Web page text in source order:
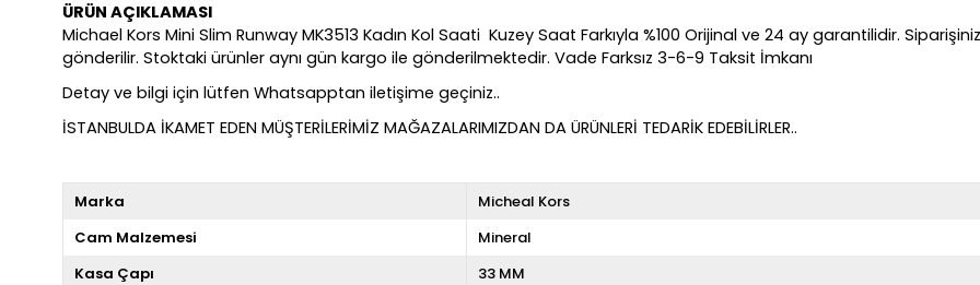
ÜRÜN AÇIKLAMASI
Michael Kors Mini Slim Runway MK3513 Kadın Kol Saati Kuzey Saat Farkıyla %100 Orijinal ve 24 ay garantilidir.
gönderilir. Stoktaki ürünler aynı gün kargo ile gönderilmektedir. Vade Farksız 3-6-9 Taksit İmkanı
Detay ve bilgi için lütfen Whatsapptan iletişime geçiniz..
İSTANBULDA İKAMET EDEN MÜŞTERİLERİMİZ MAĞAZALARIMIZDAN DA ÜRÜNLERİ TEDARİK EDEBİLİRLER..
Marka
Micheal Kors
Cam Malzemesi
Mineral
Kasa Çapı
33 MM